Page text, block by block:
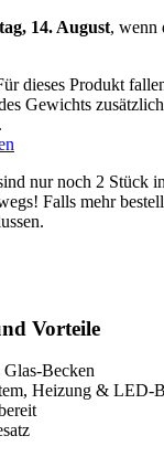
14. August, wenn
dieses Produkt
Gewichts
nur noch 2 Stück
Falls mehr
Vorteile
Becken
Heizung & LED-